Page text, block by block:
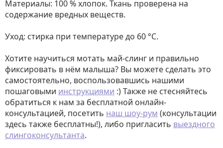
Материалы: 100 % хлопок. Ткань проверена на
содержание вредных веществ.
Уход: стирка при температуре до 60 °C.
Хотите научиться мотать май-слинг и правильно
фиксировать в нём малыша? Вы можете сделать это
самостоятельно, воспользовавшись нашими
пошаговыми инструкциями :) Также не стесняйтесь
обратиться к нам за бесплатной онлайн-
консультацией, посетить наш шоу-рум (консультации
здесь также бесплатны!), либо пригласить выездного
слингоконсультанта.